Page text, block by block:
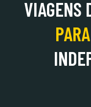
VIAGENS
PARA